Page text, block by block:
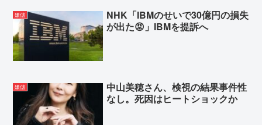
れいわ新選組→「いのちの党」に改名
元祖！バンドリ🎸ちゃん→TV LIVE 2026
嫌儲
NHK「IBMのせいで30億円の損失
が出た😡」IBMを提訴へ
嫌儲
中山美穂さん、検視の結果事件性
なし。死因はヒートショックか